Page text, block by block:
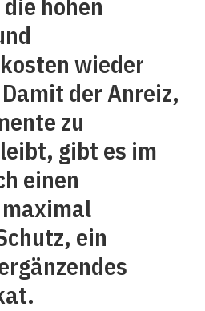
wieder
der Anreiz,
zu
gibt es im
einen
ein